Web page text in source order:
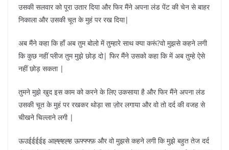
उसकी सलवार को पूरा उतार दिया और फिर मैंने अपना लंड पेंट की चेन से बाहर
निकाला और उसकी चूत के मुहं पर रख दिया|
अब मैंने कहा कि हाँ अब तुम बोलो में तुम्हारे साथ क्या करूं?वो मुझसे कहने लगी
कि कुछ नहीं प्लीज तुम मुझे छोड़ दो| फिर मैंने उसको कहा कि में अब तुम्हे ऐसे
नहीं छोड़ सकता |
तुमने मुझे खुद इस काम को करने के लिए उकसाया है और फिर मैंने अपना लंड
उसकी चूत के मुहं पर रखकर थोड़ा सा ज़ोर लगाया और वो तो दर्द की वजह से
चीखने चिल्लाने लगी |
ऊउईईईईइ आह्ह्हह्ह ऊफ्फ्फ्फ़ और वो मुझसे कहने लगी कि मुझे बहुत तेज दर्द